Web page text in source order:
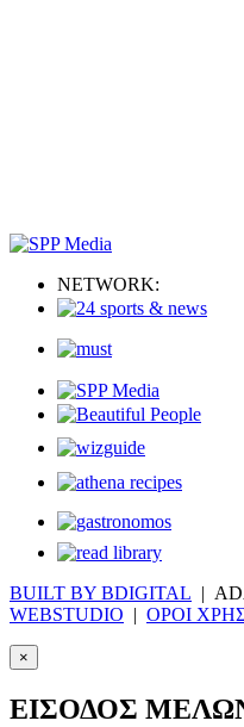
NETWORK:
BUILT BY BDIGITAL |
WEBSTUDIO | ΟΡΟΙ
×
ΕΙΣΟΔΟΣ